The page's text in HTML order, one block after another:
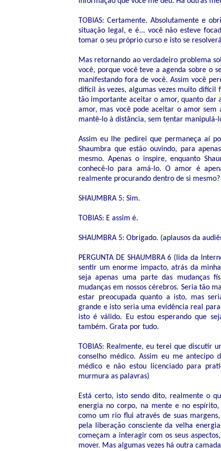
TOBIAS: Certamente. Absolutamente e
situação legal, e é... você não esteve
tomar o seu próprio curso e isto se
Mas retornando ao verdadeiro problema
você, porque você teve a agenda sobre o
manifestando fora de você. Assim você
difícil às vezes, algumas vezes muito difícil
tão importante aceitar o amor, quanto dar
amor, mas você pode aceitar o amor
mantê-lo à distância, sem tentar manipulá-
Assim eu lhe pedirei que permaneça aí
Shaumbra que estão ouvindo, para
mesmo. Apenas o inspire, enquanto
conhecê-lo para amá-lo. O amor é
realmente procurando dentro de si mesmo?
SHAUMBRA 5: Sim.
TOBIAS: E assim é.
SHAUMBRA 5: Obrigado. (aplausos da
PERGUNTA DE SHAUMBRA 6 (lida da
sentir um enorme impacto, atrás da
seja apenas uma parte das mudanças
mudanças em nossos cérebros. Seria tão
estar preocupada quanto a isto, mas
grande e isto seria uma evidência real
isto é válido. Eu estou esperando que
também. Grata por tudo.
TOBIAS: Realmente, eu terei que discutir
conselho médico. Assim eu me antecipo
médico e não estou licenciado para
murmura as palavras)
Está certo, isto sendo dito, realmente o
energia no corpo, na mente e no
como um rio flui através de suas
pela liberação consciente da velha
começam a interagir com os seus
mover. Mas algumas vezes há outra